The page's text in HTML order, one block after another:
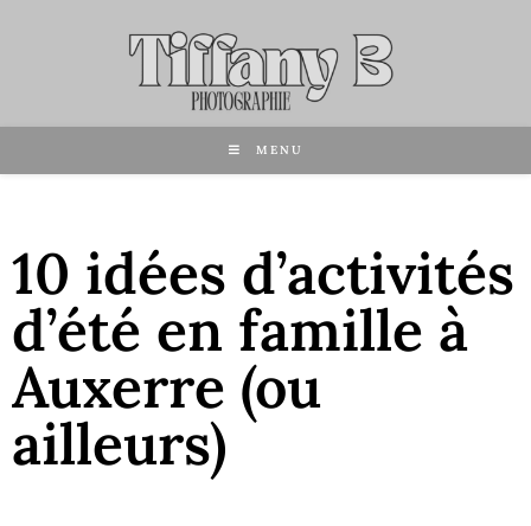
MENU
10 idées d’activités
d’été en famille à
Auxerre (ou
ailleurs)